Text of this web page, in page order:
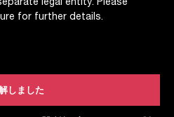
しました
for further details.